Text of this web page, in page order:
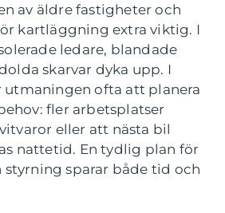
av äldre fastigheter och
kartläggning extra viktig. I
ledare, blandade
skarvar dyka upp. I
ofta att planera
fler arbetsplatser
eller att nästa bil
nattetid. En tydlig plan för
styrning sparar både tid och